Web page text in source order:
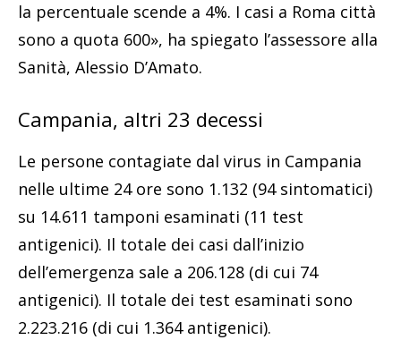
la percentuale scende a 4%. I casi a Roma città
sono a quota 600», ha spiegato l’assessore alla
Sanità, Alessio D’Amato.
Campania, altri 23 decessi
Le persone contagiate dal virus in Campania
nelle ultime 24 ore sono 1.132 (94 sintomatici)
su 14.611 tamponi esaminati (11 test
antigenici). Il totale dei casi dall’inizio
dell’emergenza sale a 206.128 (di cui 74
antigenici). Il totale dei test esaminati sono
2.223.216 (di cui 1.364 antigenici).